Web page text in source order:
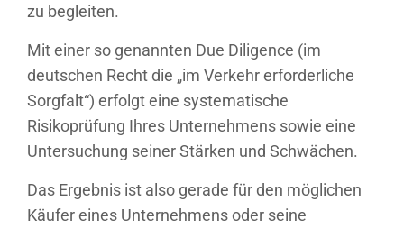
zu begleiten.
Mit einer so genannten Due Diligence (im
deutschen Recht die „im Verkehr erforderliche
Sorgfalt“) erfolgt eine systematische
Risikoprüfung Ihres Unternehmens sowie eine
Untersuchung seiner Stärken und Schwächen.
Das Ergebnis ist also gerade für den möglichen
Käufer eines Unternehmens oder seine